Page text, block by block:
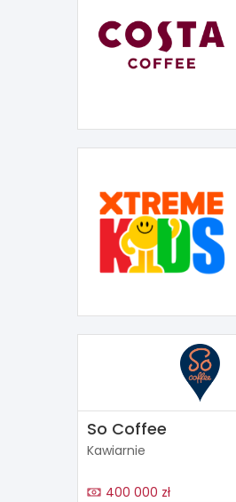
So Coffee
Kawiarnie
400 000 zł